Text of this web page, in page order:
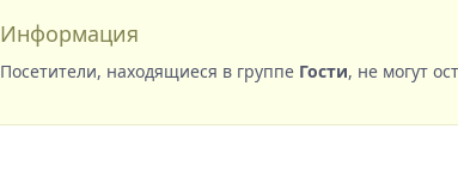
Информация
Посетители, находящиеся в группе Гости, не могут